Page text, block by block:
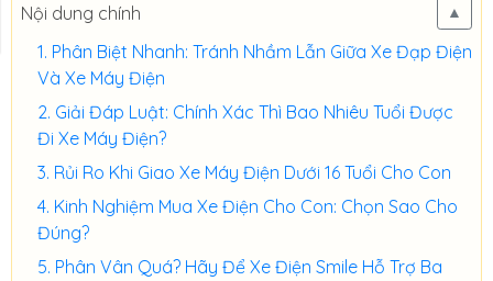
Nội dung chính
▲
Phân Biệt Nhanh: Tránh Nhầm Lẫn Giữa Xe Đạp Điện
Và Xe Máy Điện
Giải Đáp Luật: Chính Xác Thì Bao Nhiêu Tuổi Được
Đi Xe Máy Điện?
Rủi Ro Khi Giao Xe Máy Điện Dưới 16 Tuổi Cho Con
Kinh Nghiệm Mua Xe Điện Cho Con: Chọn Sao Cho
Đúng?
Phân Vân Quá? Hãy Để Xe Điện Smile Hỗ Trợ Ba